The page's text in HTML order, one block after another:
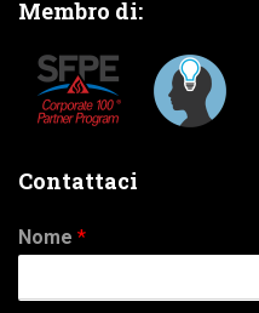
Membro di:
Contattaci
Nome *